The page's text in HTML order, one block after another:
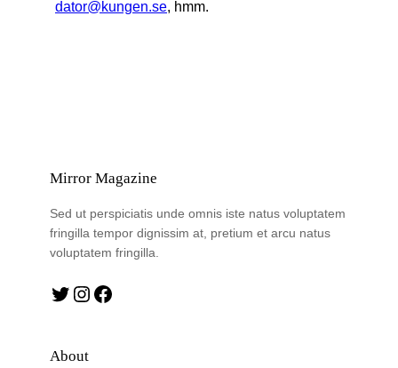
dator@kungen.se, hmm.
Mirror Magazine
Sed ut perspiciatis unde omnis iste natus voluptatem
fringilla tempor dignissim at, pretium et arcu natus
voluptatem fringilla.
Twitter Instagram Facebook
About